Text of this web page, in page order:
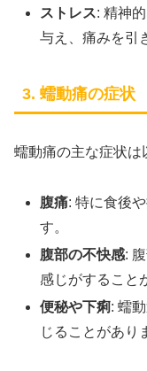
ストレス: 精神
与え、痛みを引
3. 蠕動痛の症状
蠕動痛の主な症状は
腹痛: 特に食後
す。
腹部の不快感:
感じがすること
便秘や下痢: 蠕
じることがあり